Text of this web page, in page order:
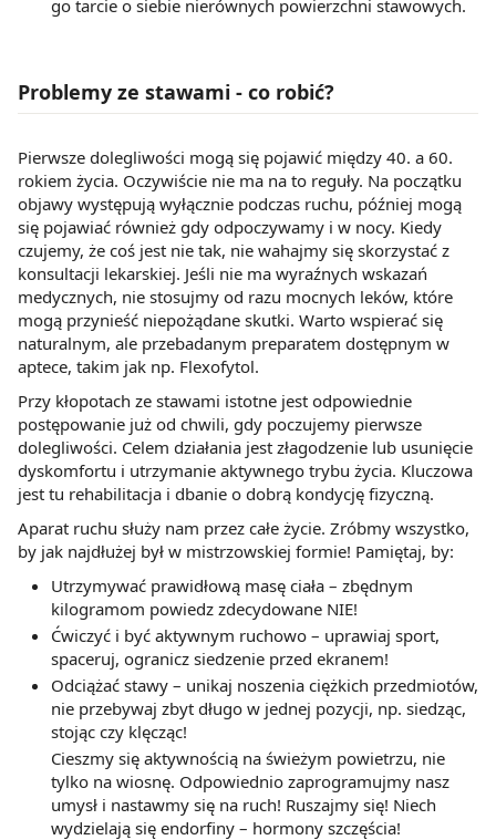
go tarcie o siebie nierównych powierzchni stawowych.
Problemy ze stawami - co robić?
Pierwsze dolegliwości mogą się pojawić między 40. a 60.
rokiem życia. Oczywiście nie ma na to reguły. Na początku
objawy występują wyłącznie podczas ruchu, później mogą
się pojawiać również gdy odpoczywamy i w nocy. Kiedy
czujemy, że coś jest nie tak, nie wahajmy się skorzystać z
konsultacji lekarskiej. Jeśli nie ma wyraźnych wskazań
medycznych, nie stosujmy od razu mocnych leków, które
mogą przynieść niepożądane skutki. Warto wspierać się
naturalnym, ale przebadanym preparatem dostępnym w
aptece, takim jak np. Flexofytol.
Przy kłopotach ze stawami istotne jest odpowiednie
postępowanie już od chwili, gdy poczujemy pierwsze
dolegliwości. Celem działania jest złagodzenie lub usunięcie
dyskomfortu i utrzymanie aktywnego trybu życia. Kluczowa
jest tu rehabilitacja i dbanie o dobrą kondycję fizyczną.
Aparat ruchu służy nam przez całe życie. Zróbmy wszystko,
by jak najdłużej był w mistrzowskiej formie! Pamiętaj, by:
Utrzymywać prawidłową masę ciała – zbędnym
kilogramom powiedz zdecydowane NIE!
Ćwiczyć i być aktywnym ruchowo – uprawiaj sport,
spaceruj, ogranicz siedzenie przed ekranem!
Odciążać stawy – unikaj noszenia ciężkich przedmiotów,
nie przebywaj zbyt długo w jednej pozycji, np. siedząc,
stojąc czy klęcząc!
Cieszmy się aktywnością na świeżym powietrzu, nie
tylko na wiosnę. Odpowiednio zaprogramujmy nasz
umysł i nastawmy się na ruch! Ruszajmy się! Niech
wydzielają się endorfiny – hormony szczęścia!